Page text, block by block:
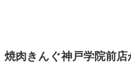
焼肉きんぐ神戸学院前